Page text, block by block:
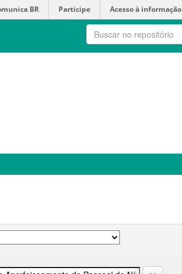
BR Participe Acesso à informação